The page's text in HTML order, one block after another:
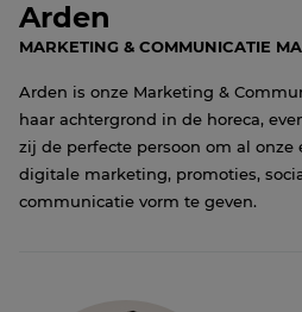
Arden
MARKETING & COMMUNICATIE
Arden is onze Marketing &
haar achtergrond in de horeca,
zij de perfecte persoon om al onze
digitale marketing, promoties,
communicatie vorm te geven.